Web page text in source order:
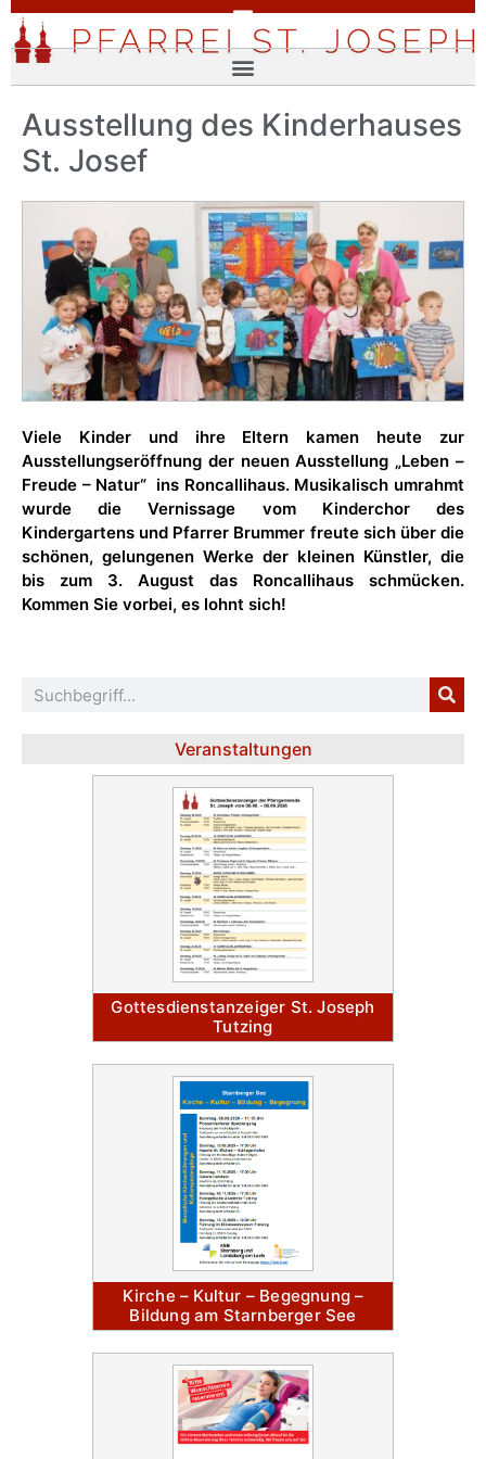
Ausstellung des Kinderhauses
St. Josef
Viele Kinder und ihre Eltern kamen heute zur
Ausstellungseröffnung der neuen Ausstellung „Leben –
Freude – Natur“ ins Roncallihaus. Musikalisch umrahmt
wurde die Vernissage vom Kinderchor des
Kindergartens und Pfarrer Brummer freute sich über die
schönen, gelungenen Werke der kleinen Künstler, die
bis zum 3. August das Roncallihaus schmücken.
Kommen Sie vorbei, es lohnt sich!
Veranstaltungen
Gottesdienstanzeiger St. Joseph
Tutzing
Kirche – Kultur – Begegnung –
Bildung am Starnberger See